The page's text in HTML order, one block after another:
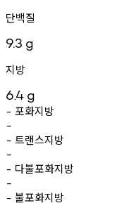
단백질
9.3 g
지방
6.4 g
- 포화지방
-
- 트랜스지방
-
- 다불포화지방
-
- 불포화지방